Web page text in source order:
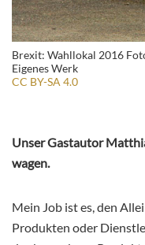
Brexit: Wahllokal 2016
Eigenes Werk
CC BY-SA 4.0
Unser Gastautor
wagen.
Mein Job ist es, den
Produkten oder